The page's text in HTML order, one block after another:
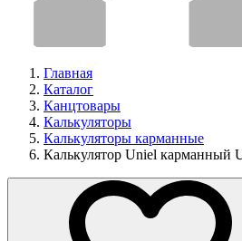
Главная
Каталог
Канцтовары
Калькуляторы
Калькуляторы карманные
Калькулятор Uniel карманный